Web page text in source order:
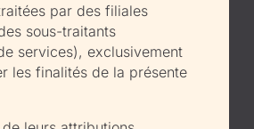
par des filiales
sous-traitants
services), exclusivement
les finalités de la présente